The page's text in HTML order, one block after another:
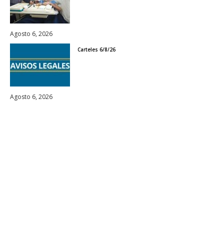
Agosto 6, 2026
Carteles 6/8/26
Agosto 6, 2026